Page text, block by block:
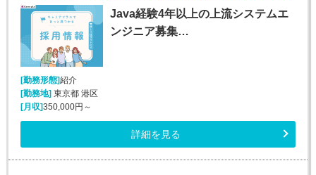
Java経験4年以上の上流システムエ
ンジニア募集…
[勤務形態]紹介
[勤務地] 東京都 港区
[月収]350,000円～
詳細を見る